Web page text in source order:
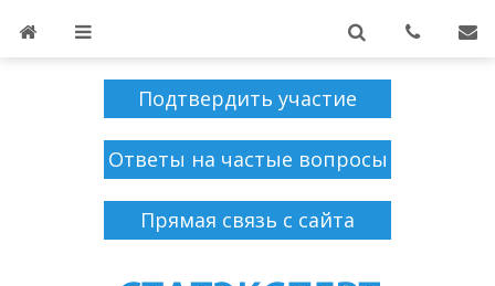
Подтвердить участие
Ответы на частые вопросы
Прямая связь с сайта